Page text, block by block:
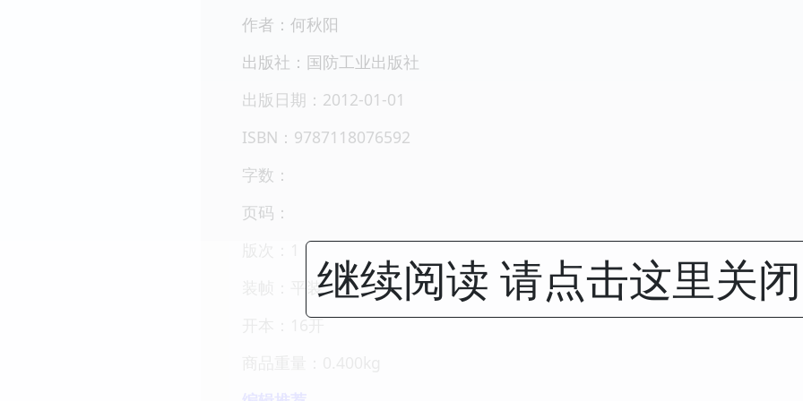
作者：何秋阳
出版社：国防工业出版社
出版日期：2012-01-01
ISBN：9787118076592
字数：
页码：
装帧：平装
开本：16开
继续阅读 请点击这里关